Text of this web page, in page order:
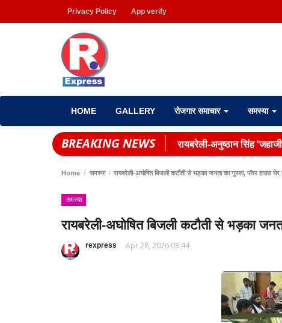
Privacy Policy App verify
HOME GALLERY रोजगार समाचार समस्या
BREAKING NEWS रायबरेली-अनुष्ठान सिंह
Home समस्या रायबरेली-अघोषित बिजली कटौती से भड़का जनता का गुस्सा, पॉवर हाउस
समस्या
रायबरेली-अघोषित बिजली कटौती से भड़का
rexpress Apr 28, 2026 03:44